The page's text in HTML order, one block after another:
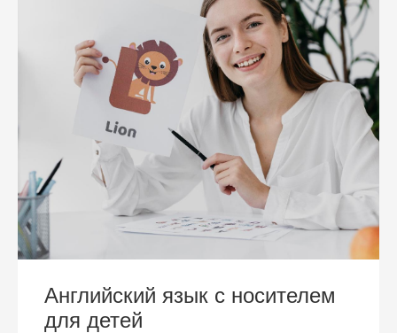
Английский язык с носителем
для детей